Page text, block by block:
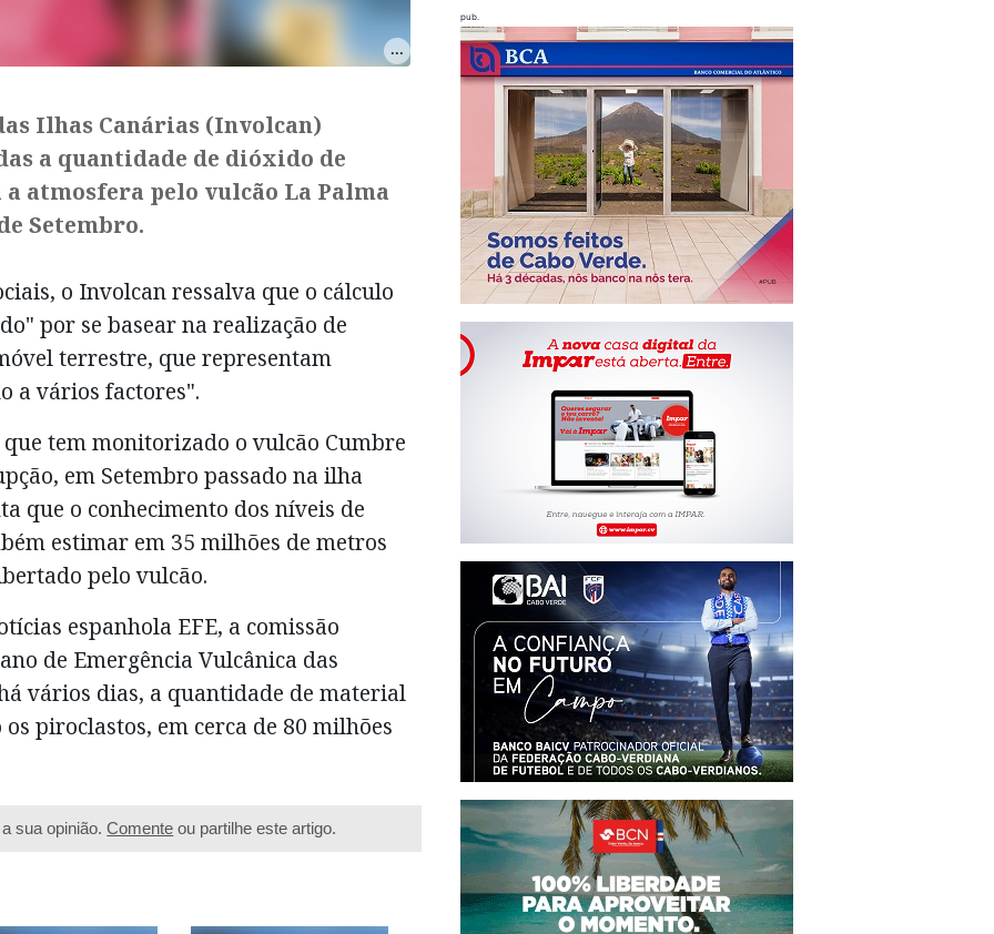
Ilhas Canárias (Involcan)
a quantidade de dióxido de
atmosfera pelo vulcão La Palma
Setembro.
o Involcan ressalva que o cálculo
por se basear na realização de
terrestre, que representam
a vários factores".
tem monitorizado o vulcão Cumbre
em Setembro passado na ilha
que o conhecimento dos níveis de
estimar em 35 milhões de metros
pelo vulcão.
espanhola EFE, a comissão
de Emergência Vulcânica das
vários dias, a quantidade de material
piroclastos, em cerca de 80 milhões
sua opinião.Comente ou partilhe este artigo.
pub.